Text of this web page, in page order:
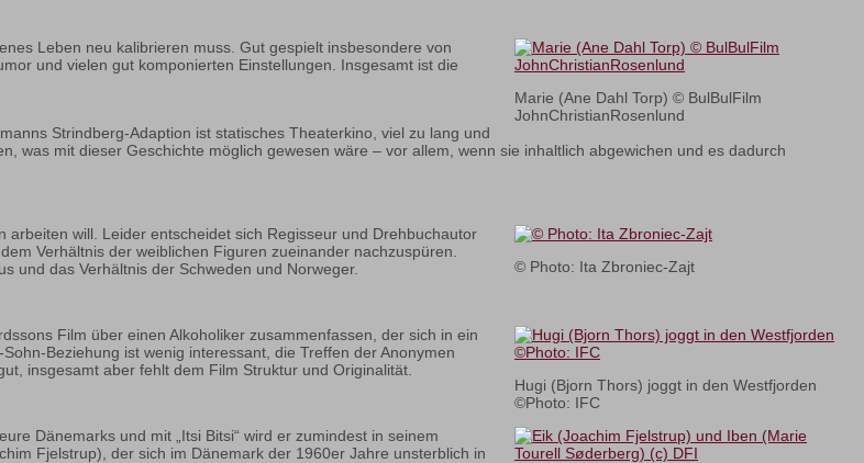
Marie (Ane Dahl Torp) © BulBulFilm
JohnChristianRosenlund
Leben neu kalibrieren muss. Gut gespielt insbesondere von
und vielen gut komponierten Einstellungen. Insgesamt ist die
Strindberg-Adaption ist statisches Theaterkino, viel zu lang und
was mit dieser Geschichte möglich gewesen wäre – vor allem, wenn sie inhaltlich abgewichen und es dadurch
© Photo: Ita Zbroniec-Zajt
will. Leider entscheidet sich Regisseur und Drehbuchautor
Verhältnis der weiblichen Figuren zueinander nachzuspüren.
und das Verhältnis der Schweden und Norweger.
Hugi (Bjorn Thors) joggt in den Westfjorden
©Photo: IFC
Film über einen Alkoholiker zusammenfassen, der sich in ein
Beziehung ist wenig interessant, die Treffen der Anonymen
insgesamt aber fehlt dem Film Struktur und Originalität.
Dänemarks und mit „Itsi Bitsi“ wird er zumindest in seinem
Fjelstrup), der sich im Dänemark der 1960er Jahre unsterblich in